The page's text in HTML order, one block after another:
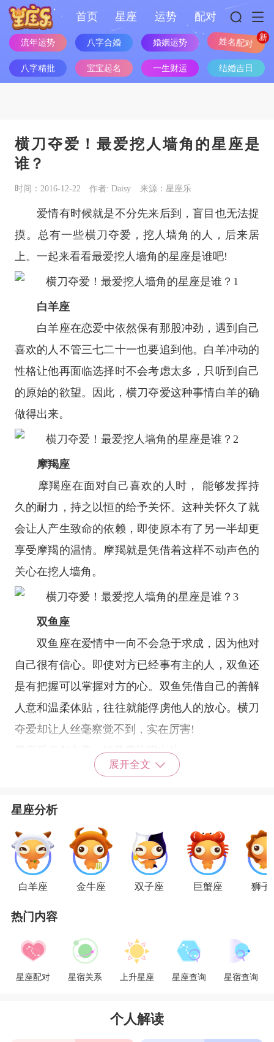
首页 星座 运势 配对
流年运势 八字合婚 婚姻运势 姓名配对
八字精批 宝宝起名 一生财运 结婚吉日
横刀夺爱！最爱挖人墙角的星座是
谁？
时间：2016-12-22 作者: Daisy 来源：星座乐
爱情有时候就是不分先来后到，盲目也无法捉
摸。总有一些横刀夺爱，挖人墙角的人，后来居
上。一起来看看最爱挖人墙角的星座是谁吧!
白羊座
白羊座在恋爱中依然保有那股冲劲，遇到自己
喜欢的人不管三七二十一也要追到他。白羊冲动的
性格让他再面临选择时不会考虑太多，只听到自己
的原始的欲望。因此，横刀夺爱这种事情白羊的确
做得出来。
摩羯座
摩羯座在面对自己喜欢的人时， 能够发挥持
久的耐力，持之以恒的给予关怀。这种关怀久了就
会让人产生致命的依赖，即使原本有了另一半却更
享受摩羯的温情。摩羯就是凭借着这样不动声色的
关心在挖人墙角。
双鱼座
双鱼座在爱情中一向不会急于求成，因为他对
自己很有信心。即使对方已经事有主的人，双鱼还
是有把握可以掌握对方的心。双鱼凭借自己的善解
人意和温柔体贴，往往就能俘虏他人的放心。横刀
夺爱却让人丝毫察觉不到，实在厉害!
星座乐原创文章，转载需注明出处
展开全文
星座分析
白羊座 金牛座 双子座 巨蟹座 狮子
热门内容
星座配对 星宿关系 上升星座 星座查询 星宿查询
个人解读